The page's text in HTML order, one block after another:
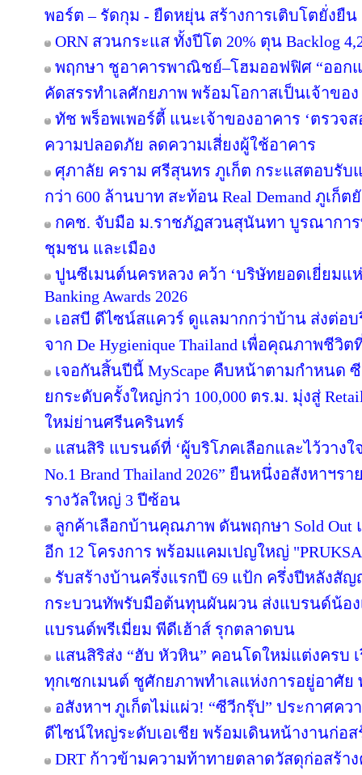
พอร์ต – รัดกุม - ยืดหยุ่น สร้างการเติบโตยั่งยื
ORN สวนกระแส ทั้งปีโต 20% ตุน Backlog
พฤกษา ชูอาคารพาณิชย์–โฮมออฟฟิศ “ออก
คัดสรรทำเลศักยภาพ พร้อมโอกาสเป็นเจ้าของ
ทัช พร็อพเพอร์ตี้ แนะเจ้าของอาคาร ‘ตรวจ
ความปลอดภัย ลดความเสี่ยงผู้ใช้อาคาร
ศุภาลัย คราม ศรีสุนทร ภูเก็ต กระแสตอบรับ
กว่า 600 ล้านบาท สะท้อน Real Demand ภูเก็ต
กคช. จับมือ ม.ราชภัฏสวนสุนันทา บูรณากา
ชุมชน และเมือง
ปูนซีเมนต์นครหลวง คว้า ‘บริษัทยอดเยี่ยมแห่
Banking Awards 2026
เอสบี ดีไซน์สแควร์ ดูแลมากกว่าบ้าน ส่งต่อ
จาก De Hygienique Thailand เพื่อคุณภาพชี
เจอกันสิ้นปีนี้ MyScape คืบหน้าตามกำหนด
ยกระดับครั้งใหญ่กว่า 100,000 ตร.ม. มุ่งสู่
ใหม่ย่านศรีนครินทร์
แสนสิริ แบรนด์ที่ ‘ผู้บริโภคเลือกและไว้วางใ
No.1 Brand Thailand 2026” ยืนหนึ่งอสังหาฯร
รางวัลใหญ่ 3 ปีซ้อน
ลูกค้าเลือกบ้านคุณภาพ ดันพฤกษา Sold Out
อีก 12 โครงการ พร้อมแคมเปญใหญ่ "PRUKSA
รับสร้างบ้านครึ่งแรกปี 69 แป้ก ครึ่งปีหลัง
กระบวนทัพรับมือต้นทุนผันผวน ส่งแบรนด์น้อง
แบรนด์พรีเมี่ยม พีดีเฮ้าส์ รุกตลาดบน
แสนสิริส่ง “ฮับ หัวหิน” คอนโดใหม่แต่งครบ
ทุกเซกเมนต์ ชูศักยภาพทำเลแห่งการอยู่อาศั
อสังหาฯ ภูเก็ตไม่แผ่ว! “ซีวีกรุ๊ป” ประกาศคว
ดีไซน์ใหญ่ระดับเอเชีย พร้อมเดินหน้างานก่อส
DRT ก้าวข้ามความท้าทายตลาดวัสดุก่อสร้า